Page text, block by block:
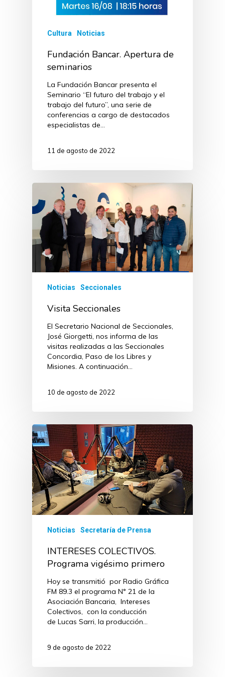
Cultura Noticias
Fundación Bancar. Apertura de
seminarios
La Fundación Bancar presenta el
Seminario “El futuro del trabajo y el
trabajo del futuro”, una serie de
conferencias a cargo de destacados
especialistas de…
11 de agosto de 2022
Noticias Seccionales
Visita Seccionales
El Secretario Nacional de Seccionales,
José Giorgetti, nos informa de las
visitas realizadas a las Seccionales
Concordia, Paso de los Libres y
Misiones. A continuación…
10 de agosto de 2022
Noticias Secretaría de Prensa
INTERESES COLECTIVOS.
Programa vigésimo primero
Hoy se transmitió por Radio Gráfica
FM 89.3 el programa N° 21 de la
Asociación Bancaria, Intereses
Colectivos, con la conducción
de Lucas Sarri, la producción…
9 de agosto de 2022